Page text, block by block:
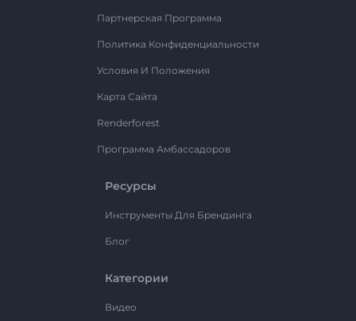
Партнерская Программа
Политика Конфиденциальности
Условия И Положения
Карта Сайта
Renderforest
Программа Амбассадоров
Ресурсы
Инструменты Для Брендинга
Блог
Категории
Видео